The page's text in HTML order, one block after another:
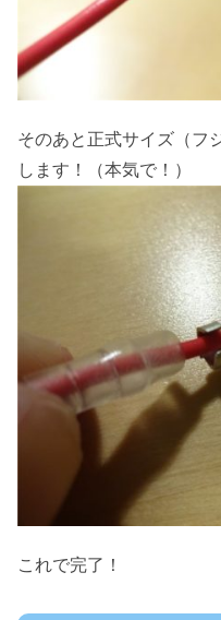
そのあと正式サイズ（フ
します！（本気で！）
これで完了！